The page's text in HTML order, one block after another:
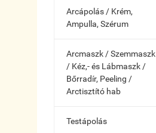
Arcápolás / Krém,
Ampulla, Szérum
Arcmaszk / Szemmaszk
/ Kéz,- és Lábmaszk /
Bőrradír, Peeling /
Arctisztító hab
Testápolás